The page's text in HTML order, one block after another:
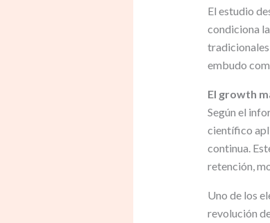
El estudio
condiciona
embudo
El growth
Según el
científico
continua.
retención,
Uno de los
revolución